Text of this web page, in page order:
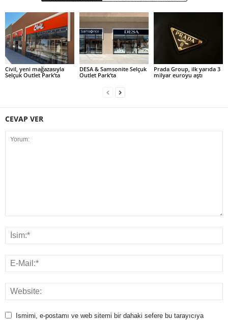
Civil, yeni mağazasıyla
Selçuk Outlet Park’ta
DESA & Samsonite Selçuk
Outlet Park’ta
Prada Group, ilk yarıda 3
milyar euroyu aştı
CEVAP VER
Ismimi, e-postamı ve web sitemi bir dahaki sefere bu tarayıcıya